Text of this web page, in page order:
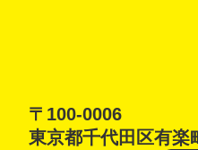
〒100-0006
東京都千代田区有楽